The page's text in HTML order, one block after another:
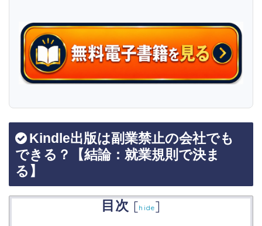
Kindle出版は副業禁止の会社でも
できる？【結論：就業規則で決ま
る】
目次 [hide]